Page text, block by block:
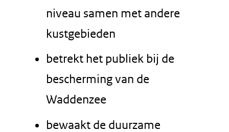
niveau samen met andere
kustgebieden
betrekt het publiek bij de
bescherming van de
Waddenzee
bewaakt de duurzame